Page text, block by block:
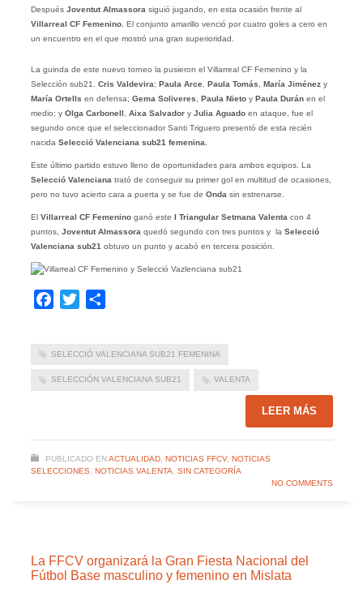
Después Joventut Almassora siguió jugando, en esta ocasión frente al
Villarreal CF Femenino. El conjunto amarillo venció por cuatro goles a cero en
un encuentro en el que mostró una gran superioridad.
La guinda de este nuevo torneo la pusieron el Villarreal CF Femenino y la
Selección sub21. Cris Valdevira; Paula Arce, Paula Tomás María Jiménezy
María Ortells en defensa; Gema Soliveres Paula Nietoy Paula Duránen el
medio; y Olga Carbonell Aixa SalvadoryJulia Aguadoen ataque, fue el
segundo once que el seleccionador Santi Triguero presentó de esta recién
nacida Selecció Valenciana sub21 femenina
Este último partido estuvo lleno de oportunidades para ambos equipos. La
Selecció Valenciana trató de conseguir su primer gol en multitud de ocasiones,
pero no tuvo acierto cara a puerta y se fue de Onda sin estrenarse.
El Villarreal CF Femeninoganó este I Triangular Setmana Valenta con 4
puntos, Joventut Almassora quedó segundo con tres puntos y la Selecció
Valenciana sub21 obtuvo un punto y acabó en tercera posición.
Facebook
Twitter
SELECCIÓ VALENCIANA SUB21 FEMENINA
SELECCIÓN VALENCIANA SUB21 VALENTA
LEER MÁS
PUBLICADO EN ACTUALIDAD, NOTICIAS FFCV, NOTICIAS
SELECCIONES, NOTICIAS VALENTA
SIN CATEGORÍA
NO COMMENTS
La FFCV organizará la Gran Fiesta Nacional del
Fútbol Base masculino y femenino en Mislata